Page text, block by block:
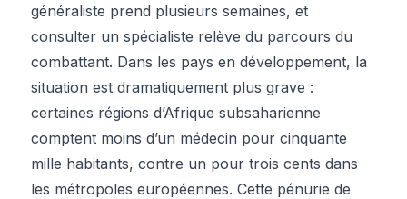
généraliste prend plusieurs semaines, et
consulter un spécialiste relève du parcours du
combattant. Dans les pays en développement, la
situation est dramatiquement plus grave :
certaines régions d’Afrique subsaharienne
comptent moins d’un médecin pour cinquante
mille habitants, contre un pour trois cents dans
les métropoles européennes. Cette pénurie de